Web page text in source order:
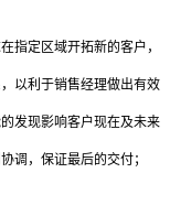
指定区域开拓新的客户，
以利于销售经理做出有效
发现影响客户现在及未来
调，保证最后的交付；